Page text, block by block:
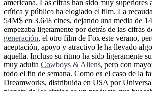
americana. Las cifras han sido muy superiores
crítica y público ha elogiado el film. La
54M$ en 3.648 cines, dejando una media de
empezaba ligeramente por detrás de las cifras
generación, el otro film de Fox este verano,
aceptación, apoyo y atractivo le ha llevado
aquella. Incluso su ritmo ha sido ligeramente
muy adulta Cowboys & Aliens, pero con
todo el fin de semana. Como en el caso de la
Dreamworks, distribuida en USA por